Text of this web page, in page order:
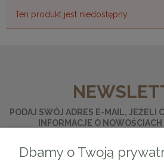
Ten produkt jest niedostępny.
PODAJ SWÓJ ADRES E-MAIL, JEŻELI
INFORMACJE O
Dbamy o Twoją